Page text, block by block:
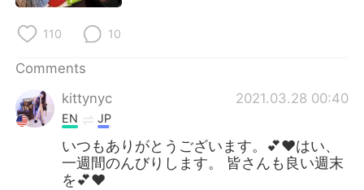
日本語
Indonesia
Türkçe
Português
110 10
Comments
kittynyc
2021.03.28 00:40
EN JP
いつもありがとうございます。💕❤はい、
一週間のんびりします。 皆さんも良い週末
を💕❤